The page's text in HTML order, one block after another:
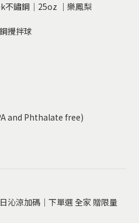
鏽鋼｜25oz ｜樂鳳梨
攪拌球
and Phthalate free)
沁涼加碼｜下單選 全家 贈限量